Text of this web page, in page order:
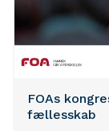
FOAs
fællesskab